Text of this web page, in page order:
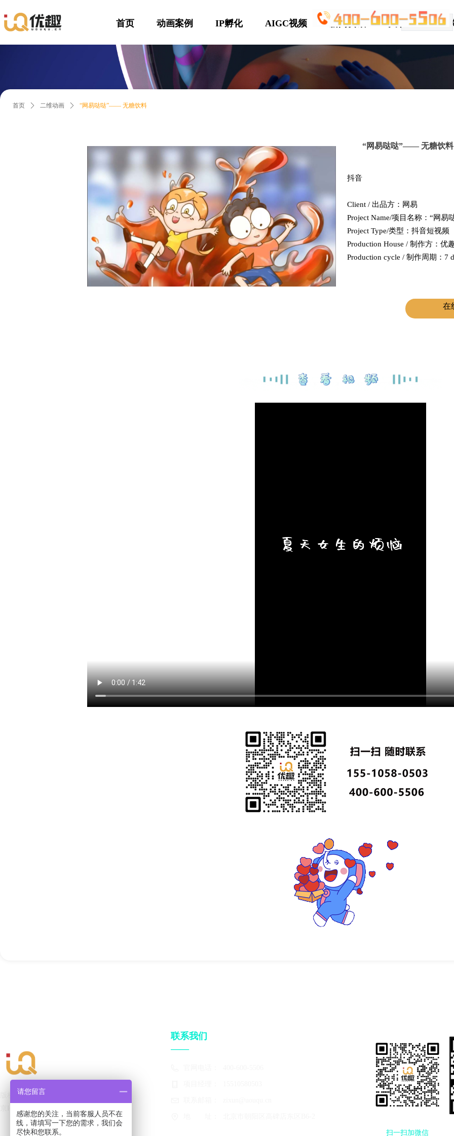
ꀅ
简体中文
首页 动画案例 IP孵化 AIGC视频 新闻资讯 关于优趣
抖音
Client / 出品方：网易
Project Name/项目名称：“网
Project Type/类型：抖音短视频
Production House / 制作方：优
Production cycle / 制作周期：7
“网易哒哒”—— 无糖饮料
在
首页 ꄲ 二维动画 ꄲ “网易哒哒”—— 无糖饮料
版权所有© 北京优趣文化发展有限公司
京ICP备17009225号-1
联系我们
——
扫一扫 加微信
请您留言
感谢您的关注，当前客服人员不在
线，请填写一下您的需求，我们会
尽快和您联系。